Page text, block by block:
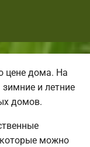
цене дома. На
и летние
домов.
можно